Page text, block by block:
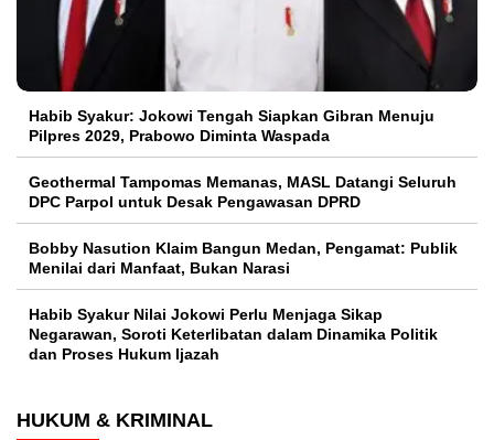
Habib Syakur: Jokowi Tengah Siapkan Gibran Menuju
Pilpres 2029, Prabowo Diminta Waspada
Geothermal Tampomas Memanas, MASL Datangi Seluruh
DPC Parpol untuk Desak Pengawasan DPRD
Bobby Nasution Klaim Bangun Medan, Pengamat: Publik
Menilai dari Manfaat, Bukan Narasi
Habib Syakur Nilai Jokowi Perlu Menjaga Sikap
Negarawan, Soroti Keterlibatan dalam Dinamika Politik
dan Proses Hukum Ijazah
HUKUM & KRIMINAL